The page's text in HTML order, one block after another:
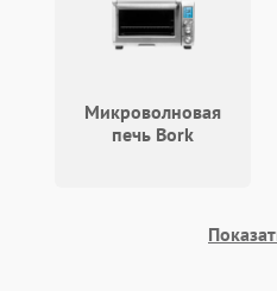
Микроволновая
печь Bork